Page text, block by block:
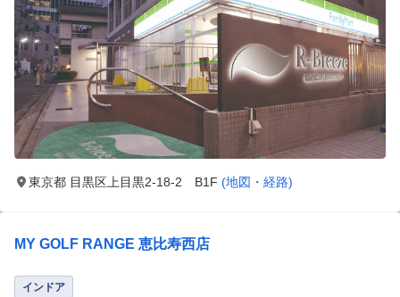
東京都 目黒区上目黒2-18-2 B1F (地図・経路)
MY GOLF RANGE 恵比寿西店
インドア